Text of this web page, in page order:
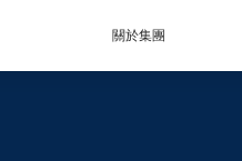
關於集團